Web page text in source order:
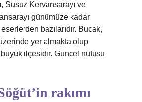
Susuz Kervansarayı ve
günümüze kadar
bazılarıdır. Bucak,
yer almakta olup
büyük ilçesidir. Güncel nüfusu
rakımı